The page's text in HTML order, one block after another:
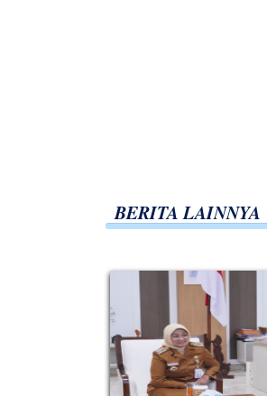
BERITA LAINNYA